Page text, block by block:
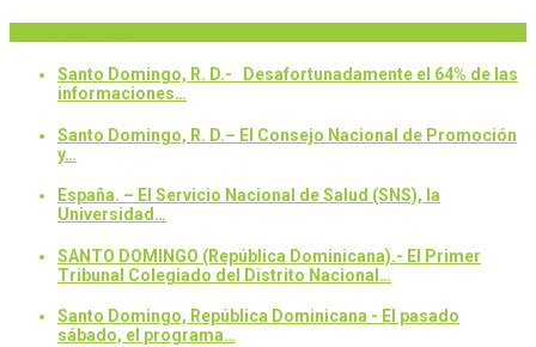
Santo Domingo, R. D.- Desafortunadamente el 64% de las
informaciones…
Santo Domingo, R. D.– El Consejo Nacional de Promoción
y…
España. – El Servicio Nacional de Salud (SNS), la
Universidad…
SANTO DOMINGO (República Dominicana).- El Primer
Tribunal Colegiado del Distrito Nacional…
Santo Domingo, República Dominicana - El pasado
sábado, el programa…